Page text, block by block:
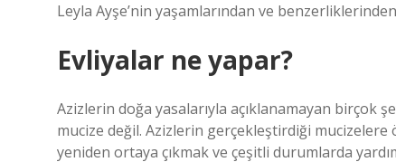
Leyla Ayşe’nin yaşamlarından ve
Evliyalar ne yapar?
Azizlerin doğa yasalarıyla açıklanamayan birçok
mucize değil. Azizlerin gerçekleştirdiği
yeniden ortaya çıkmak ve çeşitli durumlarda